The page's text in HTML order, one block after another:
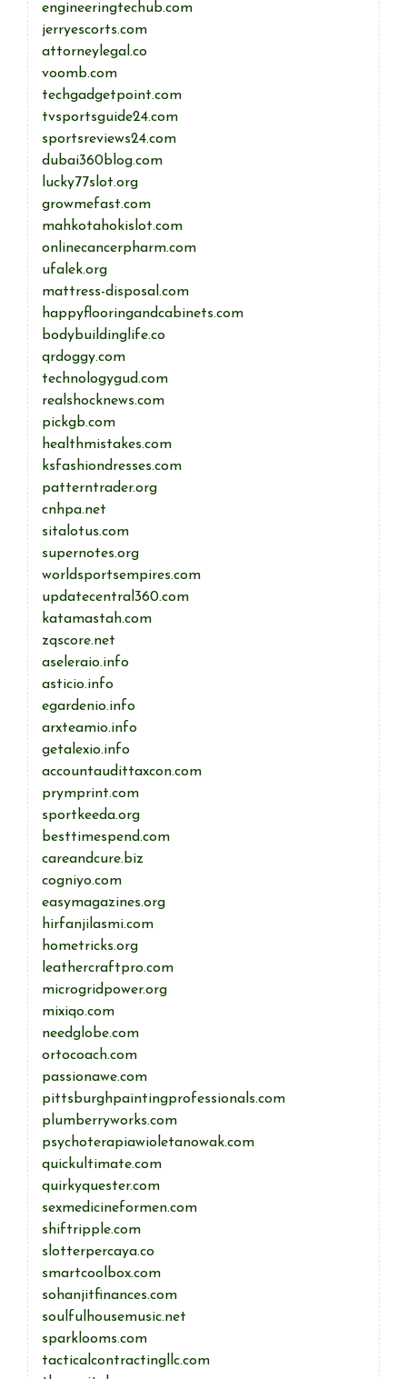
engineeringtechub.com
jerryescorts.com
attorneylegal.co
voomb.com
techgadgetpoint.com
tvsportsguide24.com
sportsreviews24.com
dubai360blog.com
lucky77slot.org
growmefast.com
mahkotahokislot.com
onlinecancerpharm.com
ufalek.org
mattress-disposal.com
happyflooringandcabinets.com
bodybuildinglife.co
qrdoggy.com
technologygud.com
realshocknews.com
pickgb.com
healthmistakes.com
ksfashiondresses.com
patterntrader.org
cnhpa.net
sitalotus.com
supernotes.org
worldsportsempires.com
updatecentral360.com
katamastah.com
zqscore.net
aseleraio.info
asticio.info
egardenio.info
arxteamio.info
getalexio.info
accountaudittaxcon.com
prymprint.com
sportkeeda.org
besttimespend.com
careandcure.biz
cogniyo.com
easymagazines.org
hirfanjilasmi.com
hometricks.org
leathercraftpro.com
microgridpower.org
mixiqo.com
needglobe.com
ortocoach.com
passionawe.com
pittsburghpaintingprofessionals.com
plumberryworks.com
psychoterapiawioletanowak.com
quickultimate.com
quirkyquester.com
sexmedicineformen.com
shiftripple.com
slotterpercaya.co
smartcoolbox.com
sohanjitfinances.com
soulfulhousemusic.net
sparklooms.com
tacticalcontractingllc.com